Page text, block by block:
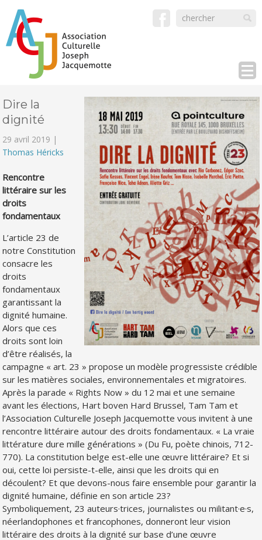
Dire la
dignité
29 avril 2019 |
Thomas Héricks
Rencontre
littéraire sur les
droits
fondamentaux
L’article 23 de
notre Constitution
consacre les
droits
fondamentaux
garantissant la
dignité humaine.
Alors que ces
droits sont loin
d’être réalisés, la
campagne « art. 23 » propose un modèle progressiste crédible
sur les matières sociales, environnementales et migratoires.
Après la parade « Rights Now » du 12 mai et une semaine
avant les élections, Hart boven Hard Brussel, Tam Tam et
l’Association Culturelle Joseph Jacquemotte vous invitent à une
rencontre littéraire autour des droits fondamentaux. « La vraie
littérature dure mille générations » (Du Fu, poète chinois, 712-
770). La constitution belge est-elle une œuvre littéraire? Et si
oui, cette loi persiste-t-elle, ainsi que les droits qui en
découlent? Et que devons-nous faire ensemble pour garantir la
dignité humaine, définie en son article 23?
Symboliquement, 23 auteurs·trices, journalistes ou militant·e·s,
néerlandophones et francophones, donneront leur vision
littéraire des droits à la dignité sur base d’une œuvre